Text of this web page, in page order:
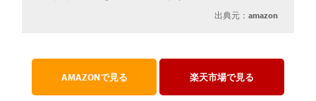
出典元：amazon
AMAZONで見る 楽天市場で見る